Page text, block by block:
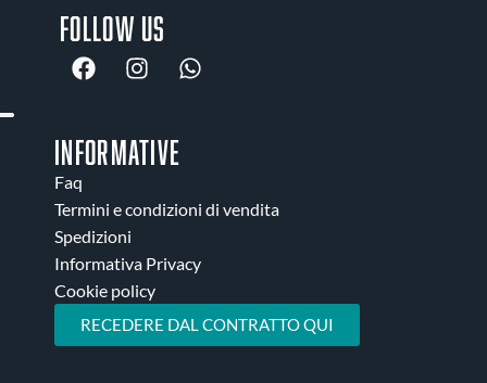
Follow us
INFORMATIVE
Faq
Termini e condizioni di vendita
Spedizioni
Informativa Privacy
Cookie policy
RECEDERE DAL CONTRATTO QUI